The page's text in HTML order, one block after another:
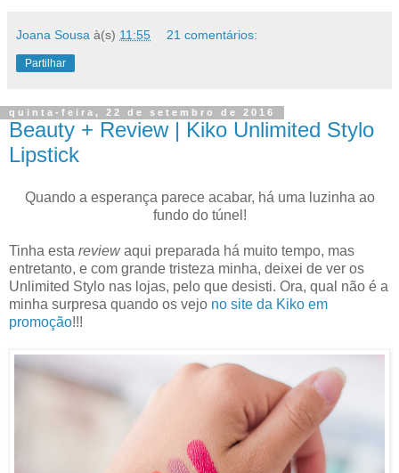
Joana Sousa à(s) 11:55 21 comentários:
Partilhar
quinta-feira, 22 de setembro de 2016
Beauty + Review | Kiko Unlimited Stylo
Lipstick
Quando a esperança parece acabar, há uma luzinha ao
fundo do túnel!
Tinha esta reviewaqui preparada há muito tempo, mas
entretanto, e com grande tristeza minha, deixei de ver os
Unlimited Stylo nas lojas, pelo que desisti. Ora, qual não é a
minha surpresa quando os vejo no site da Kiko em
promoção!!!